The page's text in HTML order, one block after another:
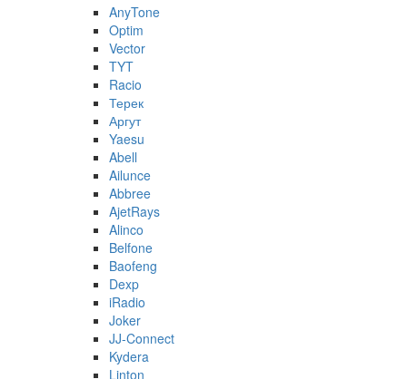
AnyTone
Optim
Vector
TYT
Racio
Терек
Аргут
Yaesu
Abell
Ailunce
Abbree
AjetRays
Alinco
Belfone
Baofeng
Dexp
iRadio
Joker
JJ-Connect
Kydera
Linton